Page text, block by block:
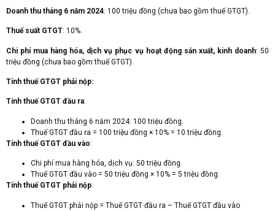
Doanh thu tháng 6 năm 2024: 100 triệu đồng (chưa bao gồm thuế GTGT).
Thuế suất GTGT: 10%.
Chi phí mua hàng hóa, dịch vụ phục vụ hoạt động sản xuất, kinh doanh: 50
triệu đồng (chưa bao gồm thuế GTGT).
Tính thuế GTGT phải nộp:
Tính thuế GTGT đầu ra:
Doanh thu tháng 6 năm 2024: 100 triệu đồng.
Thuế GTGT đầu ra = 100 triệu đồng × 10% = 10 triệu đồng.
Tính thuế GTGT đầu vào:
Chi phí mua hàng hóa, dịch vụ: 50 triệu đồng.
Thuế GTGT đầu vào = 50 triệu đồng × 10% = 5 triệu đồng.
Tính thuế GTGT phải nộp:
Thuế GTGT phải nộp = Thuế GTGT đầu ra – Thuế GTGT đầu vào